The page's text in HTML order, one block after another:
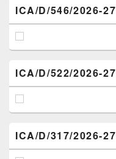
ICA/D/546/2026-27
ICA/D/522/2026-27
ICA/D/317/2026-27